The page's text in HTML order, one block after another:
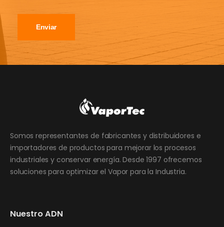
Enviar
Somos representantes de fabricantes y distribuidores e
importadores de productos para mejorar los procesos
industriales y conservar energía. Desde 1997 ofrecemos
soluciones para optimizar el Vapor para la Industria.
Nuestro ADN